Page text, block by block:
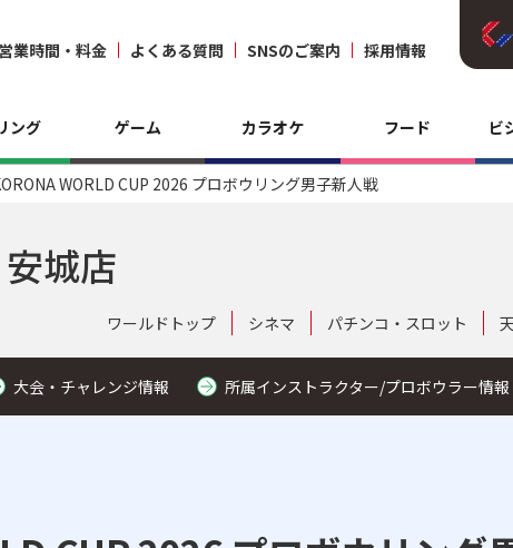
営業時間・料金 よくある質問 SNSのご案内 採用情報
ング ゲーム カラオケ フード ビ
WORLD CUP 2026 プロボウリング男子新人戦
城店
ワールドトップ シネマ パチンコ・スロット
大会・チャレンジ情報 所属インストラクター/プロボウラー情報